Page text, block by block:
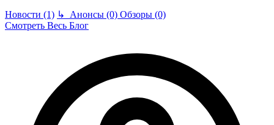
Новости (1) ↳ Анонсы (0) Обзоры (0)
Смотреть Весь Блог